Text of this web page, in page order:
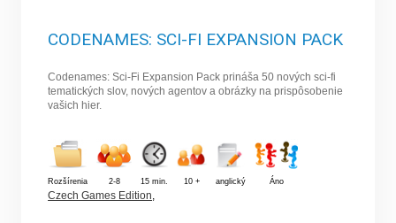
CODENAMES: SCI-FI EXPANSION PACK
Codenames: Sci-Fi Expansion Pack prináša 50 nových sci-fi
tematických slov, nových agentov a obrázky na prispôsobenie
vašich hier.
Rozšírenia 2-8 15 min. 10 + anglický Áno
Czech Games Edition,